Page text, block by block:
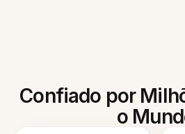
Confiado por
o